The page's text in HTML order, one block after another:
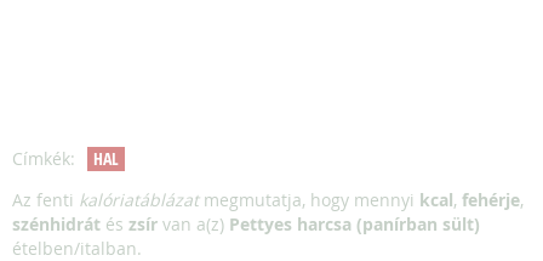
Címkék:
HAL
Az fenti kalóriatáblázatmegmutatja, hogy mennyi kcal, fehérje,
szénhidrát és zsír van a(z) Pettyes harcsa (panírban sült)
ételben/italban.